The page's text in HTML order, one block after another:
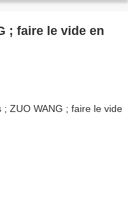
; faire le vide en